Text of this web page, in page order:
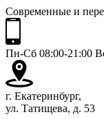
Современные и
Пн-Сб 08:00-21:00
г. Екатеринбург,
ул. Татищева, д. 53